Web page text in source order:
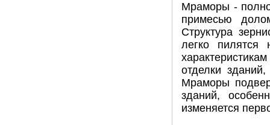
Мраморы -
примесью
Структура
легко
отделки
Мраморы
зданий,
изменяется